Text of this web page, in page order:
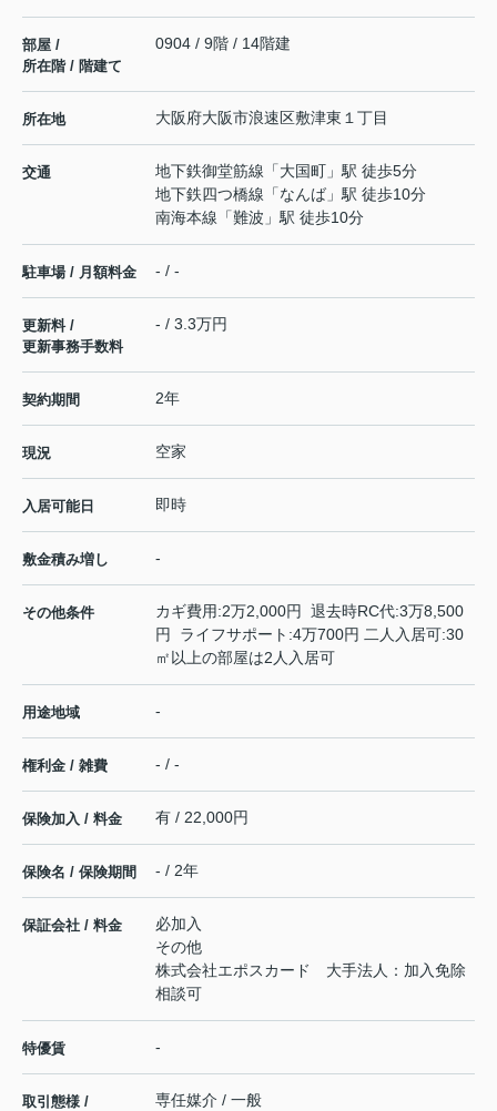
部屋 /
所在階 / 階建て
0904 / 9階 / 14階建
所在地 大阪府大阪市浪速区敷津東 １丁目
交通 地下鉄御堂筋線 「大国町 」駅 徒歩5分
地下鉄四つ橋線 「なんば 」駅 徒歩10分
南海本線 「難波 」駅 徒歩10分
駐車場 / 月額料金 - / -
更新料 /
更新事務手数料
- / 3.3万円
契約期間 2年
現況 空家
入居可能日 即時
敷金積み増し -
その他条件
カギ費用:2万2,000円 退去時RC代:3万8,500
円 ライフサポート:4万700円 二人入居可:30
㎡以上の部屋は2人入居可
用途地域 -
権利金 / 雑費 - / -
保険加入 / 料金 有 / 22,000円
保険名 / 保険期間 - / 2年
保証会社 / 料金
必加入
その他
株式会社エポスカード 大手法人：加入免除
相談可
特優賃 -
取引態様 /
専任媒介 / 一般